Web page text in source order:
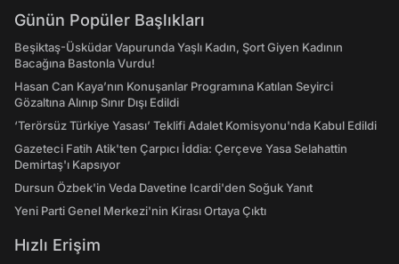
Günün Popüler Başlıkları
Beşiktaş-Üsküdar Vapurunda Yaşlı Kadın, Şort Giyen Kadının
Bacağına Bastonla Vurdu!
Hasan Can Kaya’nın Konuşanlar Programına Katılan Seyirci
Gözaltına Alınıp Sınır Dışı Edildi
‘Terörsüz Türkiye Yasası’ Teklifi Adalet Komisyonu'nda Kabul Edildi
Gazeteci Fatih Atik'ten Çarpıcı İddia: Çerçeve Yasa Selahattin
Demirtaş'ı Kapsıyor
Dursun Özbek'in Veda Davetine Icardi'den Soğuk Yanıt
Yeni Parti Genel Merkezi'nin Kirası Ortaya Çıktı
Hızlı Erişim